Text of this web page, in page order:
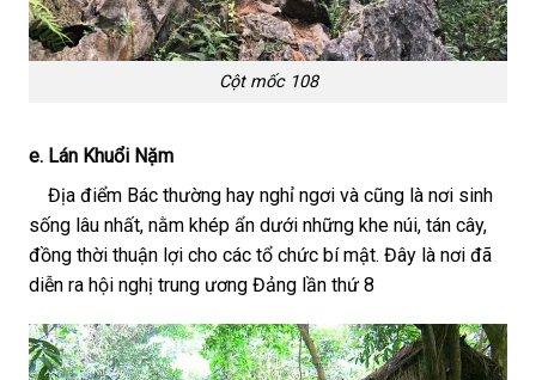
Cột mốc 108
e. Lán Khuổi Nặm
Địa điểm Bác thường hay nghỉ ngơi và cũng là nơi sinh
sống lâu nhất, nằm khép ẩn dưới những khe núi, tán cây,
đồng thời thuận lợi cho các tổ chức bí mật. Đây là nơi đã
diễn ra hội nghị trung ương Đảng lần thứ 8